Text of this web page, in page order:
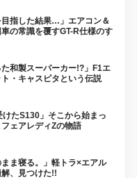
目指した結果…」エアコン＆
の常識を覆すGT-R仕様のす
た和製スーパーカー!?」F1エ
・キャスピタという伝説
けたS130」そこから始まっ
ェアレディZの物語
まま寝る。」軽トラ×エアル
、見つけた!!